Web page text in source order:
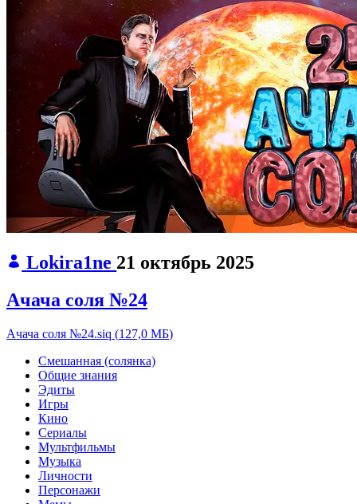
Lokira1ne 21 октябрь 2025
Ачача соля №24
Ачача соля №24.siq (127,0 МБ)
Смешанная (солянка)
Общие знания
Эдиты
Игры
Кино
Сериалы
Мультфильмы
Музыка
Личности
Персонажи